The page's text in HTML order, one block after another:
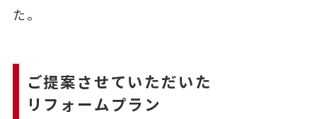
た。
ご提案させていただいた
リフォームプラン